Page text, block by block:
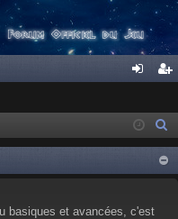
ne
xi
on
cri
pti
on
basiques et avancées, c'est